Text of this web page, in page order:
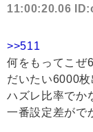
11:00:20.06
>>511
何をもってこぜ
だいたい6000
ハズレ比率でか
一番設定差がで